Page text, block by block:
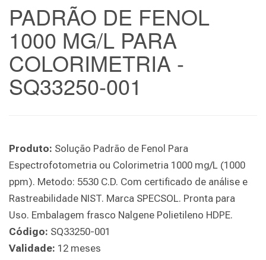
PADRÃO DE FENOL
1000 MG/L PARA
COLORIMETRIA -
SQ33250-001
Produto: Solução Padrão de Fenol Para
Espectrofotometria ou Colorimetria 1000 mg/L (1000
ppm). Metodo: 5530 C.D. Com certificado de análise e
Rastreabilidade NIST. Marca SPECSOL. Pronta para
Uso. Embalagem frasco Nalgene Polietileno HDPE.
Código: SQ33250-001
Validade: 12 meses